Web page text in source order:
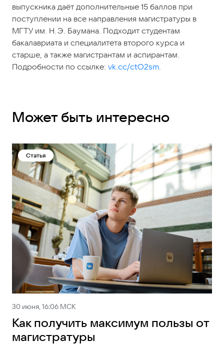
выпускника даёт дополнительные 15 баллов при
поступлении на все направления магистратуры в
МГТУ им. Н. Э. Баумана. Подходит студентам
бакалавриата и специалитета второго курса и
старше, а также магистрантам и аспирантам.
Подробности по ссылке: vk.cc/ctO2sm
Может быть интересно
Статья
30 июня, 16:06 МСК
Как получить максимум пользы от
магистратуры